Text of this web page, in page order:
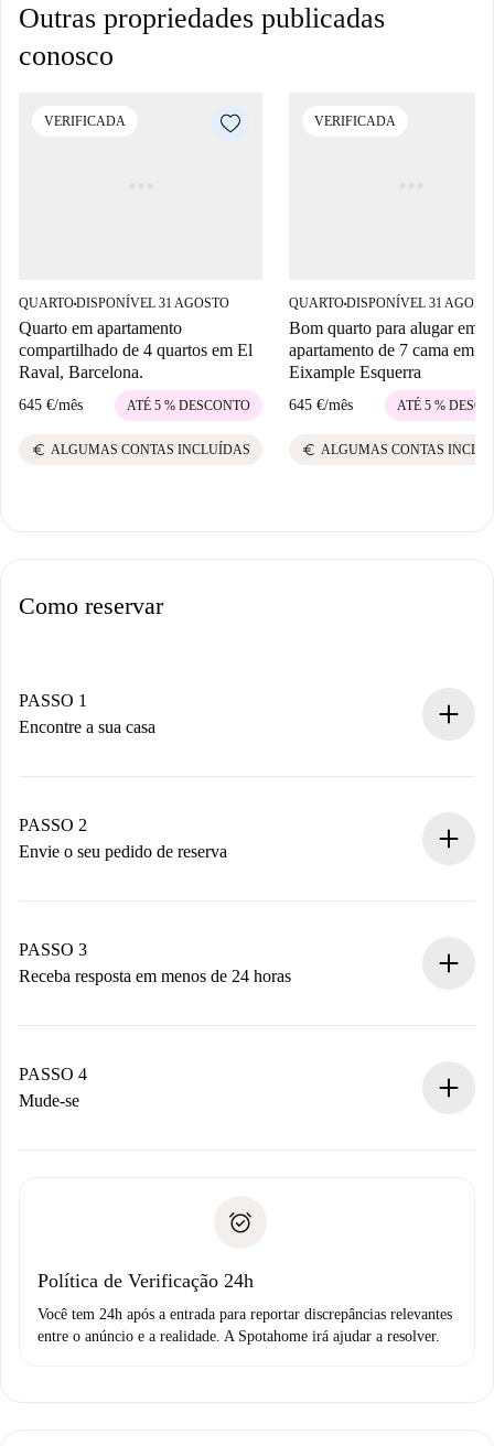
Outras propriedades publicadas
conosco
VERIFICADA
QUARTO■DISPONÍVEL 31 AGOSTO
Quarto em apartamento
compartilhado de 4 quartos em El
Raval, Barcelona.
645 €/mês ATÉ 5 % DESCONTO
euro ALGUMAS CONTAS INCLUÍDAS
VERIFICADA
QUARTO■DISPONÍVEL 31
Bom quarto para alugar em
apartamento de 7 cama em
Eixample Esquerra
645 €/mês ATÉ 5 %
euro ALGUMAS CONTAS
Como reservar
PASSO 1
Encontre a sua casa
Você tem todas as informações necessárias
antecipadamente.
PASSO 2
Envie o seu pedido de reserva
Não cobramos nada até que o proprietário confirme.
PASSO 3
Receba resposta em menos de 24 horas
proprietário.
Se recusada: não cobraremos nada e ofereceremos
Débito direto bancário
PASSO 4
Mude-se
não comunicar nenhum problema.
Política de Verificação 24h
Você tem 24h após a entrada para reportar discrepâncias relevantes
entre o anúncio e a realidade. A Spotahome irá ajudar a resolver.